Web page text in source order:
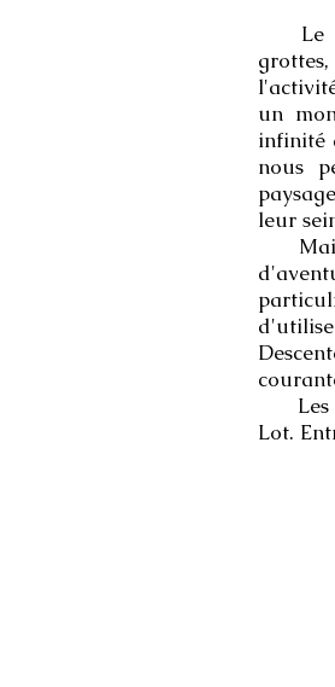
Le
un
infinité
nous
leur
Mais
Les
Lot.